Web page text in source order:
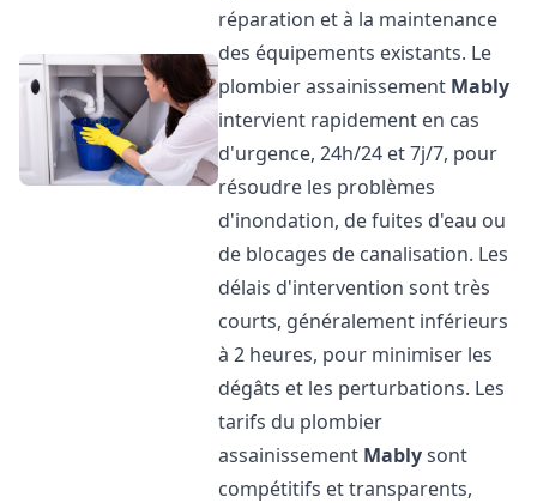
réparation et à la maintenance
des équipements existants. Le
plombier assainissement Mably
intervient rapidement en cas
d'urgence, 24h/24 et 7j/7, pour
résoudre les problèmes
d'inondation, de fuites d'eau ou
de blocages de canalisation. Les
délais d'intervention sont très
courts, généralement inférieurs
à 2 heures, pour minimiser les
dégâts et les perturbations. Les
tarifs du plombier
assainissement Mablysont
compétitifs et transparents,